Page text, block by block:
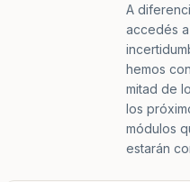
A
accedés
hemos
mitad de
los
módulos
estarán